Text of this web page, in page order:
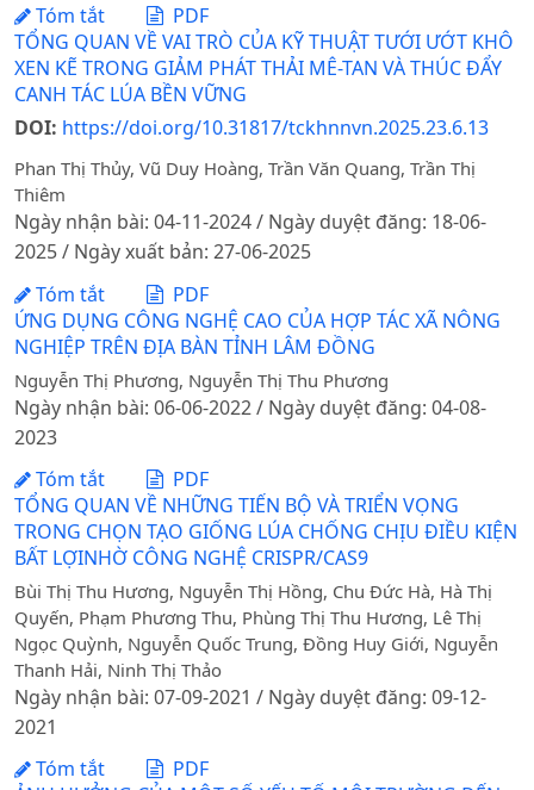
Tóm tắt
PDF
TỔNG QUAN VỀ VAI TRÒ CỦA KỸ THUẬT TƯỚI ƯỚT KHÔ
XEN KẼ TRONG GIẢM PHÁT THẢI MÊ-TAN VÀ THÚC ĐẨY
CANH TÁC LÚA BỀN VỮNG
DOI: https://doi.org/10.31817/tckhnnvn.2025.23.6.13
Phan Thị Thủy, Vũ Duy Hoàng, Trần Văn Quang, Trần Thị
Thiêm
Ngày nhận bài: 04-11-2024 / Ngày duyệt đăng: 18-06-
2025 / Ngày xuất bản: 27-06-2025
Tóm tắt
PDF
ỨNG DỤNG CÔNG NGHỆ CAO CỦA HỢP TÁC XÃ NÔNG
NGHIỆP TRÊN ĐỊA BÀN TỈNH LÂM ĐỒNG
Nguyễn Thị Phương, Nguyễn Thị Thu Phương
Ngày nhận bài: 06-06-2022 / Ngày duyệt đăng: 04-08-
2023
Tóm tắt
PDF
TỔNG QUAN VỀ NHỮNG TIẾN BỘ VÀ TRIỂN VỌNG
TRONG CHỌN TẠO GIỐNG LÚA CHỐNG CHỊU ĐIỀU KIỆN
BẤT LỢINHỜ CÔNG NGHỆ CRISPR/CAS9
Bùi Thị Thu Hương, Nguyễn Thị Hồng, Chu Đức Hà, Hà Thị
Quyến, Phạm Phương Thu, Phùng Thị Thu Hương, Lê Thị
Ngọc Quỳnh, Nguyễn Quốc Trung, Đồng Huy Giới, Nguyễn
Thanh Hải, Ninh Thị Thảo
Ngày nhận bài: 07-09-2021 / Ngày duyệt đăng: 09-12-
2021
Tóm tắt
PDF